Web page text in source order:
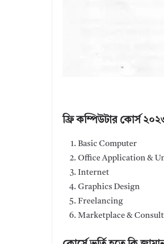
ফ্রি কম্পিউটার কোর্স
Basic Computer
Office Application &
Internet
Graphics Design
Freelancing
Marketplace &